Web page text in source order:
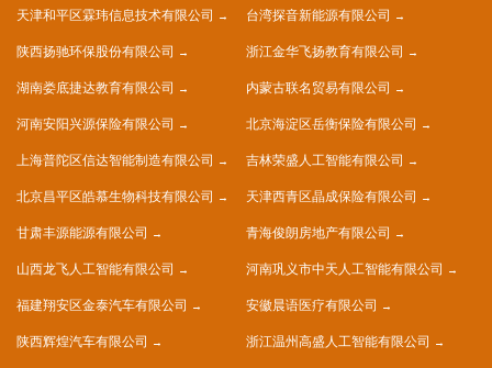
天津和平区霖玮信息技术有限公司 台湾探音新能源有限公司
陕西扬驰环保股份有限公司 浙江金华飞扬教育有限公司
湖南娄底捷达教育有限公司 内蒙古联名贸易有限公司
河南安阳兴源保险有限公司 北京海淀区岳衡保险有限公司
上海普陀区信达智能制造有限公司 吉林荣盛人工智能有限公司
北京昌平区皓慕生物科技有限公司 天津西青区晶成保险有限公司
甘肃丰源能源有限公司 青海俊朗房地产有限公司
山西龙飞人工智能有限公司 河南巩义市中天人工智能有限公司
福建翔安区金泰汽车有限公司 安徽晨语医疗有限公司
陕西辉煌汽车有限公司 浙江温州高盛人工智能有限公司